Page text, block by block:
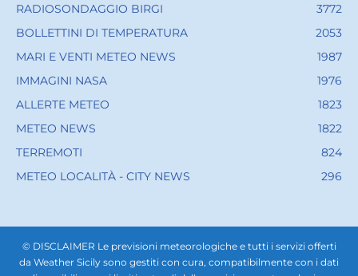
RADIOSONDAGGIO BIRGI
3772
BOLLETTINI DI TEMPERATURA
2053
MARI E VENTI METEO NEWS
1987
IMMAGINI NASA
1976
ALLERTE METEO
1823
METEO NEWS
1822
TERREMOTI
824
METEO LOCALITÀ - CITY NEWS
296
© DISCLAIMER Le previsioni meteorologiche e tutti i servizi offerti
da Weather Sicily sono gestiti con cura, compatibilmente con i dati